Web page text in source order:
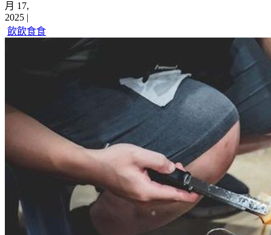
月 17,
2025 |
飲飲食食